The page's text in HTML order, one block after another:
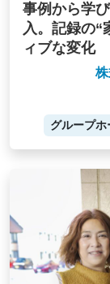
事例から学
入。記録の“
ィブな変化
グループホ